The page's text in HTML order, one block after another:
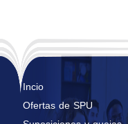
Incio
Ofertas de SPU